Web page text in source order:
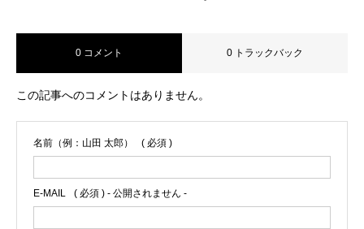
0 コメント 0 トラックバック
この記事へのコメントはありません。
名前（例：山田 太郎） ( 必須 )
E-MAIL ( 必須 ) - 公開されません -